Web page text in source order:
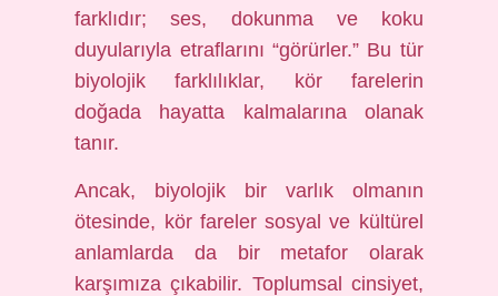
farklıdır; ses, dokunma ve koku
duyularıyla etraflarını “görürler.” Bu tür
biyolojik farklılıklar, kör farelerin
doğada hayatta kalmalarına olanak
tanır.
Ancak, biyolojik bir varlık olmanın
ötesinde, kör fareler sosyal ve kültürel
anlamlarda da bir metafor olarak
karşımıza çıkabilir. Toplumsal cinsiyet,